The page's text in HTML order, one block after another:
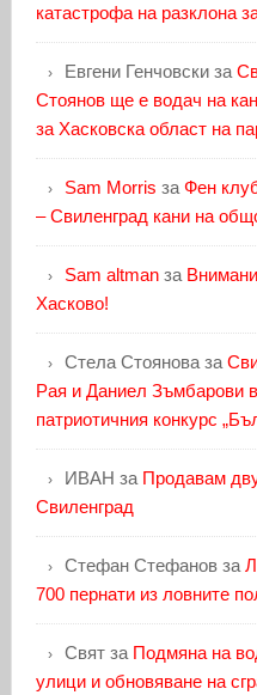
катастрофа на разклона
Евгени Генчовскиза
Стоянов ще е водач на
за Хасковска област на
Sam Morris за Фен
– Свиленград кани на
Sam altmanза
Хасково!
Стела Стояноваза
Рая и Даниел Зъмбарови
патриотичния конкурс
ИВАН за Продавам
Свиленград
Стефан Стефановза
700 пернати из ловните
Святза Подмяна на
улици и обновяване на